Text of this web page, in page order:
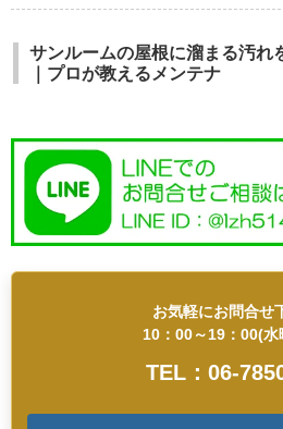
サンルームの屋根に溜まる汚れ
｜プロが教えるメンテナ
お気軽にお問合せ
10：00～19：00(水
TEL：06-